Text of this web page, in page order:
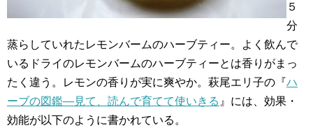
５
分
蒸らしていれたレモンバームのハーブティー。よく飲んで
いるドライのレモンバームのハーブティーとは香りがまっ
たく違う。レモンの香りが実に爽やか。萩尾エリ子の『ハ
ーブの図鑑―見て、読んで育てて使いきる 』には、効果・
効能が以下のように書かれている。